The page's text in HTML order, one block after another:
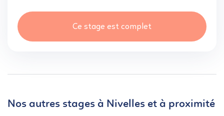
Ce stage est complet
Nos autres stages à Nivelles et à proximité